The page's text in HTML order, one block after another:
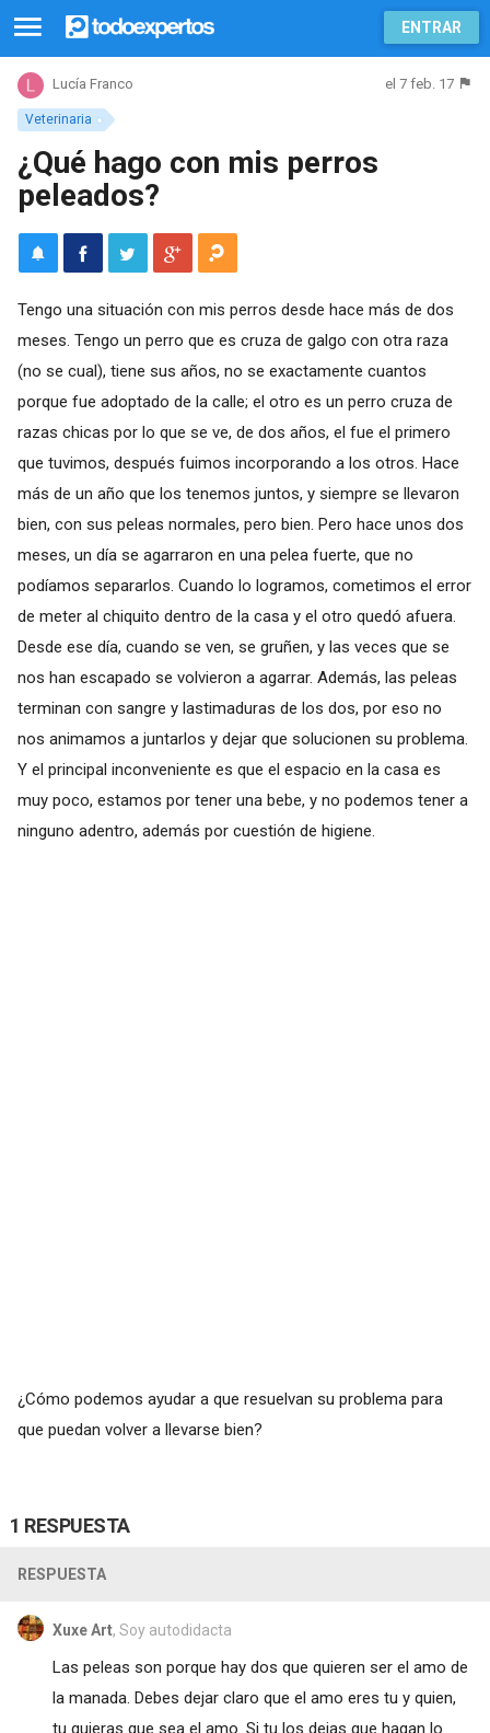
ENTRAR
Veterinaria
Lucía Franco el 7 feb. 17
¿Qué hago con mis perros
peleados?
Tengo una situación con mis perros desde hace más de dos
meses. Tengo un perro que es cruza de galgo con otra raza
(no se cual), tiene sus años, no se exactamente cuantos
porque fue adoptado de la calle; el otro es un perro cruza de
razas chicas por lo que se ve, de dos años, el fue el primero
que tuvimos, después fuimos incorporando a los otros. Hace
más de un año que los tenemos juntos, y siempre se llevaron
bien, con sus peleas normales, pero bien. Pero hace unos dos
meses, un día se agarraron en una pelea fuerte, que no
podíamos separarlos. Cuando lo logramos, cometimos el error
de meter al chiquito dentro de la casa y el otro quedó afuera.
Desde ese día, cuando se ven, se gruñen, y las veces que se
nos han escapado se volvieron a agarrar. Además, las peleas
terminan con sangre y lastimaduras de los dos, por eso no
nos animamos a juntarlos y dejar que solucionen su problema.
Y el principal inconveniente es que el espacio en la casa es
muy poco, estamos por tener una bebe, y no podemos tener a
ninguno adentro, además por cuestión de higiene.
¿Cómo podemos ayudar a que resuelvan su problema para
que puedan volver a llevarse bien?
1 RESPUESTA
RESPUESTA
Xuxe Art, Soy autodidacta
Las peleas son porque hay dos que quieren ser el amo de
la manada. Debes dejar claro que el amo eres tu y quien,
tu quieras que sea el amo. Si tu los dejas que hagan lo